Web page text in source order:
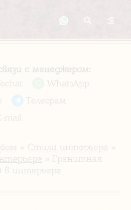
с менеджером:
WhatsApp
Телеграм
mail
» Стили интерьера »
» Гранитная
в интерьере